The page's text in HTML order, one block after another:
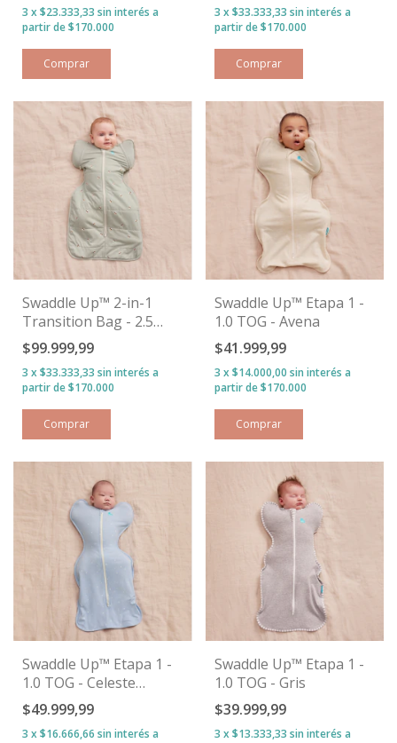
3 x$23.333,33 sin interés
Comprar
3 x$33.333,33 sin interés
Comprar
Swaddle Up™ 2-in-1
Transition Bag - 2.5
TOG - Oliva Abejitas
$99.999,99
3 x$33.333,33 sin interés
Comprar
Swaddle Up™ Etapa 1 -
1.0 TOG - Avena
$41.999,99
3 x$14.000,00 sin interés
Comprar
Swaddle Up™ Etapa 1 -
1.0 TOG - Celeste
Estrellitas
$49.999,99
3 x$16.666,66 sin interés
Swaddle Up™ Etapa 1 -
1.0 TOG - Gris
$39.999,99
3 x$13.333,33 sin interés